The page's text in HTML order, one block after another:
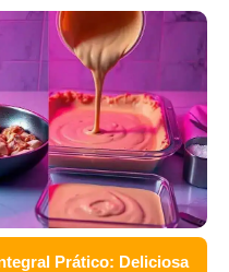
Prático: Deliciosa